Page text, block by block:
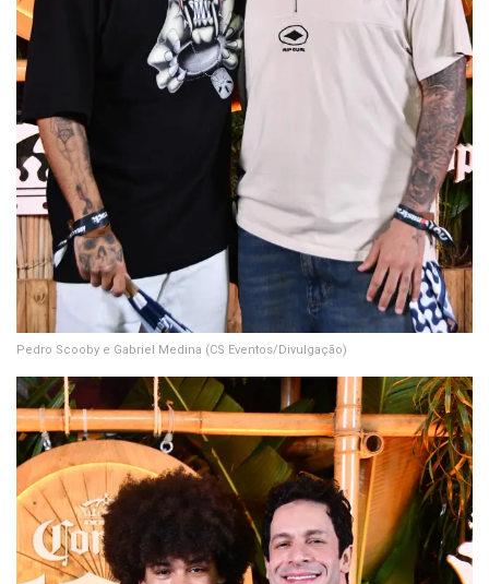
Pedro Scooby e Gabriel Medina (CS Eventos/Divulgação)